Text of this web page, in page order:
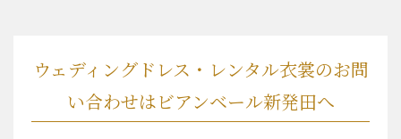
ウェディングドレス・レンタル衣裳のお問
い合わせはビアンベール新発田へ